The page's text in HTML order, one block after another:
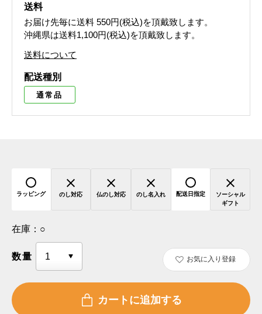
送料
お届け先毎に送料 550円(税込)を頂戴致します。
沖縄県は送料1,100円(税込)を頂戴致します。
送料について
配送種別
通常品
ラッピング のし対応 仏のし対応 のし名入れ 配送日指定
ソーシャル
ギフト
在庫： ○
数量 お気に入り登録